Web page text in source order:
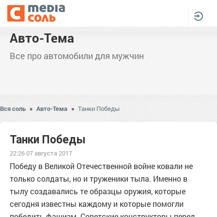
Авто-Тема
Все про автомобили для мужчин
Вся соль » Авто-Тема » Танки Победы
Танки Победы
22:26 07 августа 2017
Победу в Великой Отечественной войне ковали не
только солдаты, но и труженики тыла. Именно в
тылу создавались те образцы оружия, которые
сегодня известны каждому и которые помогли